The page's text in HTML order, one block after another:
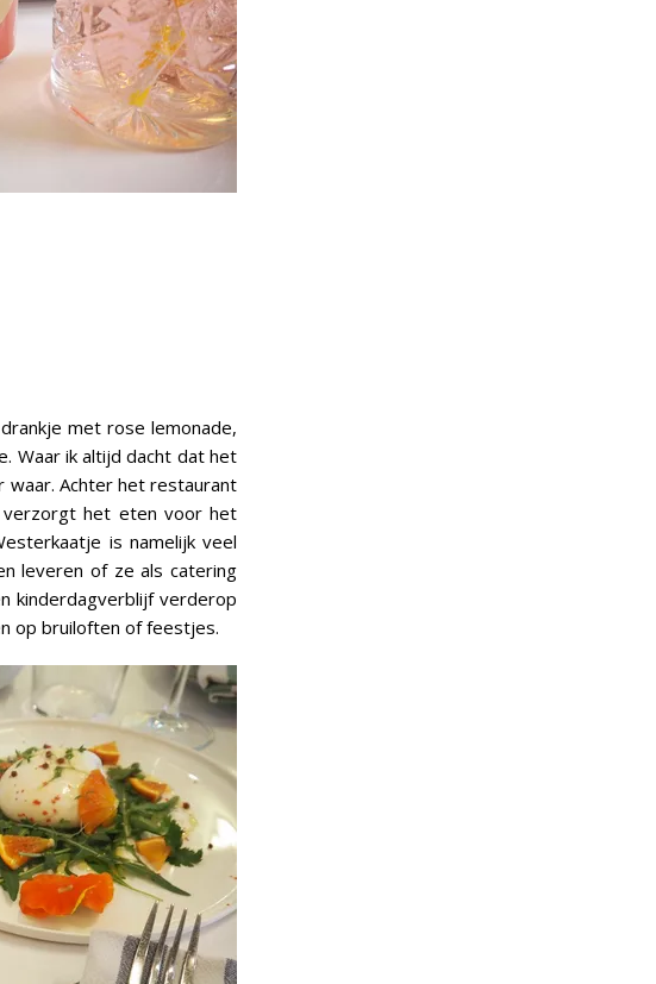
met rose lemonade,
Waar ik altijd dacht dat het
waar. Achter het restaurant
verzorgt het eten voor het
is namelijk veel
leveren of ze als catering
kinderdagverblijf verderop
op bruiloften of feestjes.